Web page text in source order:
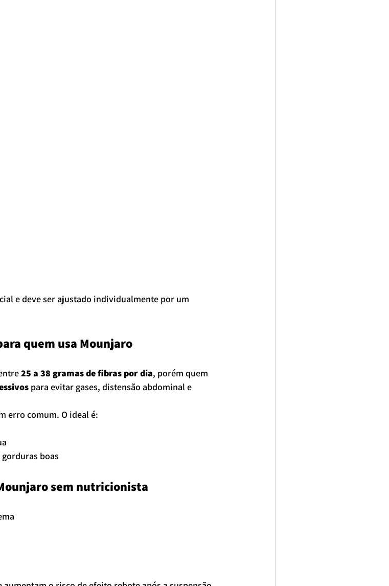
e deve ser ajustado individualmente por um
quem usa Mounjaro
25 a 38 gramas de fibras por dia, porém quem
para evitar gases, distensão abdominal e
erro comum. O ideal é:
boas
sem nutricionista